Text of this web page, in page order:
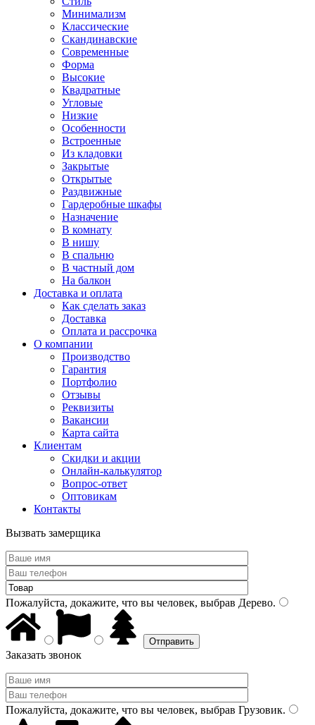
Минимализм
Классические
Скандинавские
Современные
Форма
Высокие
Квадратные
Угловые
Низкие
Особенности
Встроенные
Из кладовки
Закрытые
Открытые
Раздвижные
Гардеробные шкафы
Назначение
В комнату
В нишу
В спальню
В частный дом
На балкон
Доставка и оплата
Как сделать заказ
Доставка
Оплата и рассрочка
О компании
Производство
Гарантия
Портфолио
Отзывы
Реквизиты
Вакансии
Карта сайта
Клиентам
Скидки и акции
Онлайн-калькулятор
Вопрос-ответ
Оптовикам
Контакты
Вызвать замерщика
Пожалуйста, докажите, что вы человек, выбрав Дерево.
Заказать звонок
Пожалуйста, докажите, что вы человек, выбрав Грузовик.